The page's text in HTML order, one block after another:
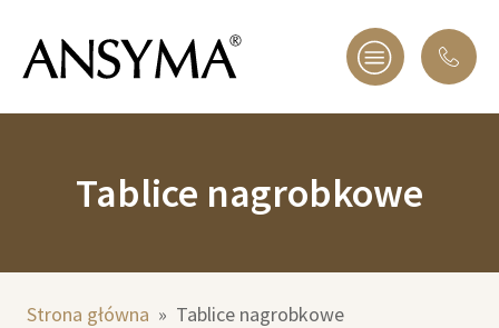
Tablice nagrobkowe
Strona główna » Tablice nagrobkowe